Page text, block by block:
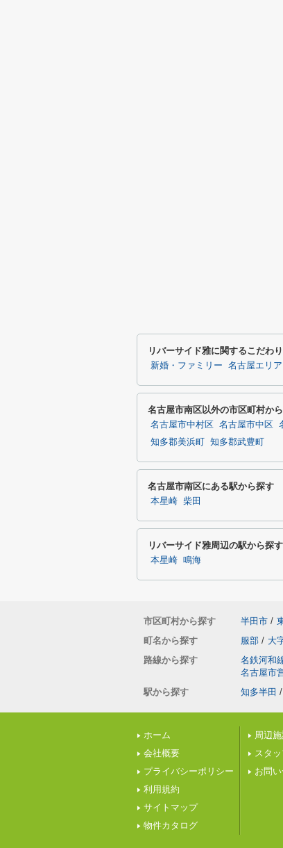
リバーサイド雅に関するこだわ
新婚・ファミリー 名古屋エリ
名古屋市南区以外の市区町村か
名古屋市中村区 名古屋市中区
知多郡美浜町
知多郡武豊町
名古屋市南区にある駅から探す
本星崎 柴田
リバーサイド雅周辺の駅から探す
本星崎 鳴海
市区町村から探す 半田市 /
町名から探す
服部 / 大
路線から探す
名鉄河和
名古屋市
駅から探す
知多半田 /
ホーム
会社概要
プライバシーポリシー
利用規約
サイトマップ
物件カタログ
周辺
スタ
お問